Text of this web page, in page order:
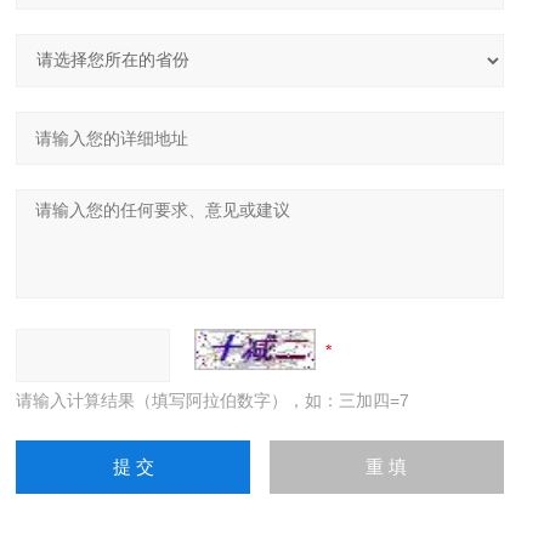
请输入计算结果（填写阿拉伯数字），如：三加四=7